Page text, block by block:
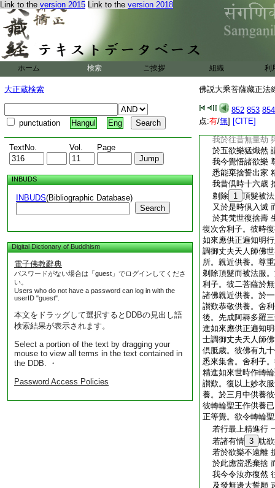
Link to the version 2015 Link to the version 2018
ホーム 検索 ご挨拶 組織 利
大正蔵検索
punctuation Hangul Eng
TextNo. Vol. Page
INBUDS
INBUDS(Bibliographic Database)
Search
Digital Dictionary of Buddhism
電子佛教辭典
パスワードがない場合は「guest」でログインしてくださ
い。
Users who do not have a password can log in with the
userID "guest".
本文をドラッグして選択するとDDBの見出し語
検索結果が表示されます。
Select a portion of the text by dragging your
mouse to view all terms in the text contained in
the DDB. ・
Password Access Policies
佛説大乘菩薩藏正法
852 853 854
点:有/無] [CITE]
於四萬歳中。旋繞
歳中。持諸幡蓋供
食。供養塔廟。彼
而復下生閻浮提中
逸行。是時菩薩説
我等生王勝族中
當願常行不放逸
尊貴富饒諸欲樂
智者應當悉了知
若人求是菩提道
爲利有情求出家
我於往昔無量劫
於五欲樂猛熾然
我今覺悟諸欲樂
悉能棄捨誓出家
我昔倶時十六歳
剃除 1 頂髮被
又於是時倶入滅
於其梵世復捨壽
復次舍利子。彼時
如來應供正遍知明
調御丈夫天人師佛
所。親近供養。尊
剃除頂髮而被法服
利子。彼二菩薩於
諸佛親近供養。於
讃歎恭敬供養。舍
後。先成阿耨多羅
進如來應供正遍知
士調御丈夫天人師
倶胝歳。彼佛有九
悉來集會。舍利子
精進如來世時作轉
讃歎。復以上妙衣
養。於三月中供養
彼轉輪聖王作供養
正等覺。欲令轉輪
若行最上精進行
若諸有情 3 耽
若於欲樂不遠離
於此應當悉棄捨
我今令汝亦復然
及發無邊大誓願